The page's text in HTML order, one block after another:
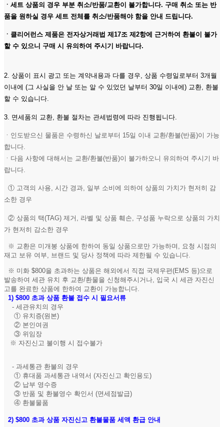
ㆍ세트 상품의 경우 부분 취소/반품/교환이 불가합니다. 구매 취소 또는 반
품을 원하실 경우 세트 전체를 취소/반품해야 함을 안내 드립니다.
ㆍ클리어런스 제품은 전자상거래법 제17조 제2항에 근거하여 환불이 불가
할 수 있으니 구매 시 유의하여 주시기 바랍니다.
2. 상품이 표시 광고 또는 계약내용과 다를 경우, 상품 수령일로부터 3개월
이내에 (그 사실을 안 날 또는 알 수 있었던 날부터 30일 이내에) 교환, 환불
할 수 있습니다.
3. 면세품의 교환, 환불 절차는 관세법령에 따라 진행됩니다.
ㆍ인도받으신 물품은 수령하신 날로부터 15일 이내 교환/환불(반품)이 가능
합니다.
ㆍ다음 사항에 대해서는 교환/환불(반품)이 불가하오니 유의하여 주시기 바
랍니다.
① 고객의 사용, 시간 경과, 일부 소비에 의하여 상품의 가치가 현저히 감
소한 경우
② 상품의 택(TAG) 제거, 라벨 및 상품 훼손, 구성품 누락으로 상품의 가치
가 현저히 감소한 경우
※ 교환은 미개봉 상품에 한하여 동일 상품으로만 가능하며, 요청 시점의
재고 보유 여부, 브랜드 및 당사 정책에 따라 제한될 수 있습니다.
※ 미화 $800을 초과하는 상품은 해외에서 직접 국제우편(EMS 등)으로
발송하여 세관 유치 후 교환/환물을 신청해주시거나, 입국 시 세관 자진신
고를 완료한 상품에 한하여 교환이 가능합니다.
1) $800 초과 상품 환불 접수 시 필요서류
- 세관유치의 경우
① 유치증(원본)
② 본인여권
③ 위임장
※ 자진신고 불이행 시 접수불가
- 과세통관 환불의 경우
① 휴대품 과세통관 내역서 (자진신고 확인용도)
② 납부 영수증
③ 반품 및 환불영수 확인서 (면세점발급)
④ 환불물품
2) $800 초과 상품 자진신고 환불물품 세액 환급 안내